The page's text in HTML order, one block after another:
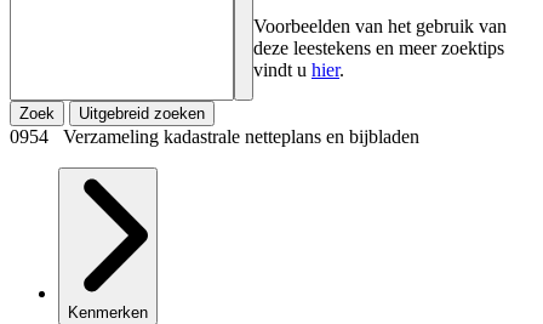
Voorbeelden van het gebruik van
deze leestekens en meer zoektips
vindt u hier.
Zoek Uitgebreid zoeken
0954 Verzameling kadastrale netteplans en bijbladen
Kenmerken